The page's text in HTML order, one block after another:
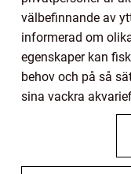
välbefinnande av
informerad om
egenskaper kan
behov och på så
sina vackra